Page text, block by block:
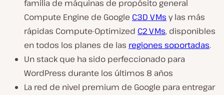
familia de máquinas de propósito general
Compute Engine de Google C3D VMs y las más
rápidas Compute-Optimized C2 VMs, disponibles
en todos los planes de las regiones soportadas.
Un stack que ha sido perfeccionado para
WordPress durante los últimos 8 años
La red de nivel premium de Google para entregar